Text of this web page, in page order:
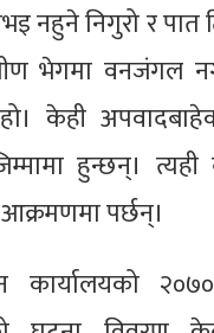
नहुने निगुरो र पात
भेगमा वनजंगल
केही
हुन्छन्।
पर्छन्।
कार्यालयको